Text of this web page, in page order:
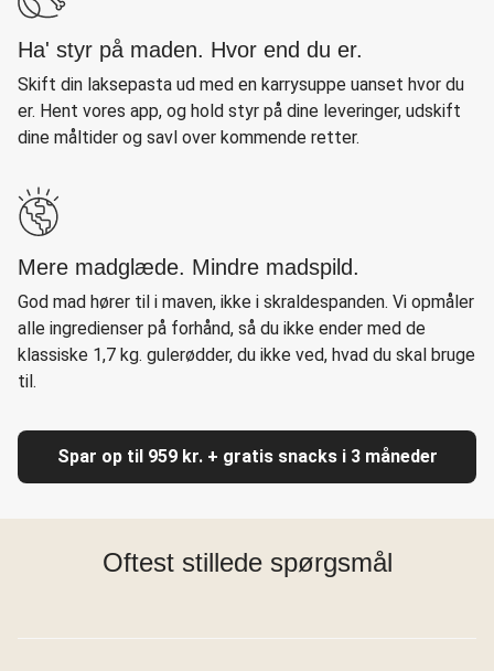
Ha' styr på maden. Hvor end du er.
Skift din laksepasta ud med en karrysuppe uanset hvor du
er. Hent vores app, og hold styr på dine leveringer, udskift
dine måltider og savl over kommende retter.
Mere madglæde. Mindre madspild.
God mad hører til i maven, ikke i skraldespanden. Vi opmåler
alle ingredienser på forhånd, så du ikke ender med de
klassiske 1,7 kg. gulerødder, du ikke ved, hvad du skal bruge
til.
Spar op til 959 kr. + gratis snacks i 3 måneder
Oftest stillede spørgsmål